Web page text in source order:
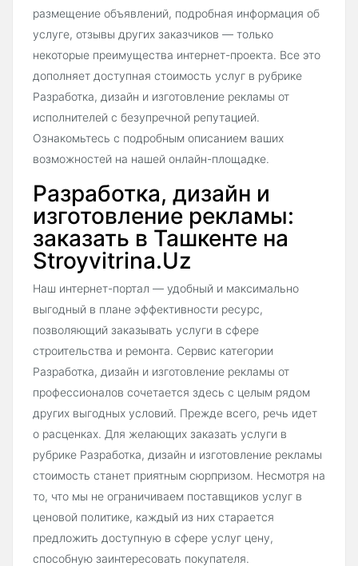
размещение объявлений, подробная информация об
услуге, отзывы других заказчиков — только
некоторые преимущества интернет-проекта. Все это
дополняет доступная стоимость услуг в рубрике
Разработка, дизайн и изготовление рекламы от
исполнителей с безупречной репутацией.
Ознакомьтесь с подробным описанием ваших
возможностей на нашей онлайн-площадке.
Разработка, дизайн и
изготовление рекламы:
заказать в Ташкенте на
Stroyvitrina.Uz
Наш интернет-портал — удобный и максимально
выгодный в плане эффективности ресурс,
позволяющий заказывать услуги в сфере
строительства и ремонта. Сервис категории
Разработка, дизайн и изготовление рекламы от
профессионалов сочетается здесь с целым рядом
других выгодных условий. Прежде всего, речь идет
о расценках. Для желающих заказать услуги в
рубрике Разработка, дизайн и изготовление рекламы
стоимость станет приятным сюрпризом. Несмотря на
то, что мы не ограничиваем поставщиков услуг в
ценовой политике, каждый из них старается
предложить доступную в сфере услуг цену,
способную заинтересовать покупателя.